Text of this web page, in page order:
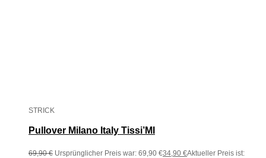
STRICK
Pullover Milano Italy Tissi’MI
69,90€ Ursprünglicher Preis war: 69,90 €34,90 €Aktueller Preis ist: